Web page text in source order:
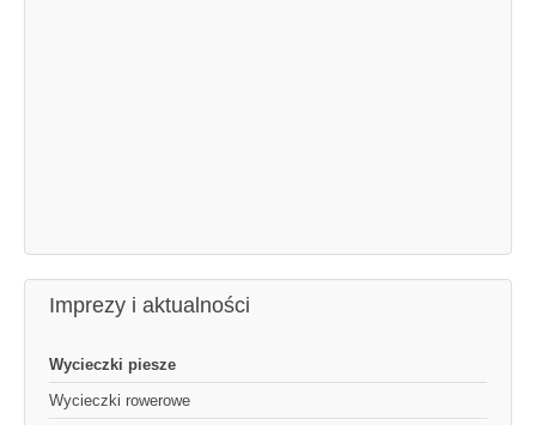
Imprezy i aktualności
Wycieczki piesze
Wycieczki rowerowe